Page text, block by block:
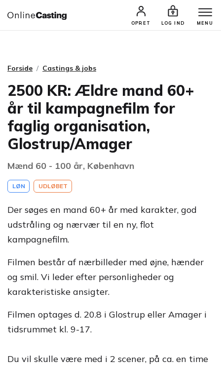
OPRET LOG IND MENU
CASTINGS & JOBS SØG PROFIL
Forside Castings & jobs
2500 KR: Ældre mand 60+
år til kampagnefilm for
faglig organisation,
Glostrup/Amager
Mænd 60 - 100 år, København
LØN UDLØBET
Der søges en mand 60+ år med karakter, god
udstråling og nærvær til en ny, flot
kampagnefilm.
Filmen består af nærbilleder med øjne, hænder
og smil. Vi leder efter personligheder og
karakteristiske ansigter.
Filmen optages d. 20.8 i Glostrup eller Amager i
tidsrummet kl. 9-17.
Du vil skulle være med i 2 scener, på ca. en time